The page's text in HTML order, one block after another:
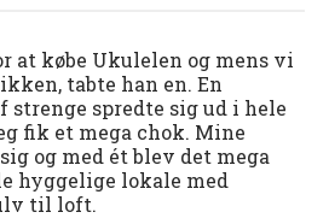
at købe Ukulelen og mens vi
tabte han en. En
strenge spredte sig ud i hele
fik et mega chok. Mine
og med ét blev det mega
hyggelige lokale med
til loft.